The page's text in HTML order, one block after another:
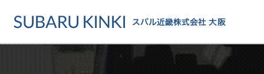
店舗情報 店
カーラインアップ
メンテナンス・サー